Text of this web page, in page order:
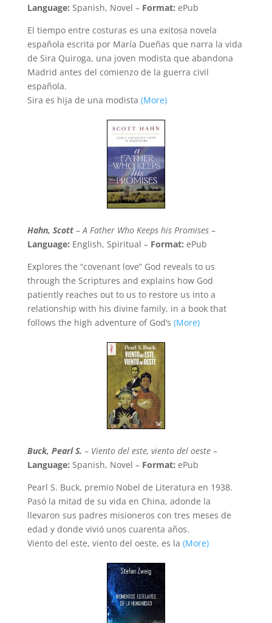
Language: Spanish, Novel – Format: ePub
El tiempo entre costuras es una exitosa novela
española escrita por María Dueñas que narra la vida
de Sira Quiroga, una joven modista que abandona
Madrid antes del comienzo de la guerra civil
española.
Sira es hija de una modista (More)
Hahn, Scott–A Father Who Keeps his Promises–
Language: English, Spiritual – Format: ePub
Explores the “covenant love” God reveals to us
through the Scriptures and explains how God
patiently reaches out to us to restore us into a
relationship with his divine family, in a book that
follows the high adventure of God’s (More)
Buck, Pearl S. – Viento del este, viento del oeste–
Language: Spanish, Novel – Format: ePub
Pearl S. Buck, premio Nobel de Literatura en 1938.
Pasó la mitad de su vida en China, adonde la
llevaron sus padres misioneros con tres meses de
edad y donde vivió unos cuarenta años.
Viento del este, viento del oeste, es la (More)